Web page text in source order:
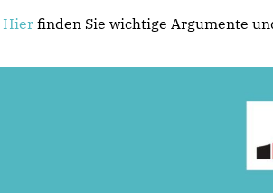
Hier finden Sie wichtige Argumente